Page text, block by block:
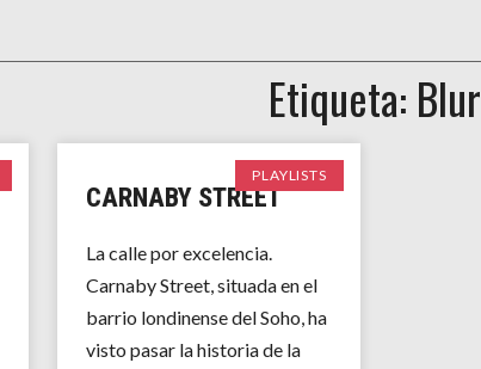
Etiqueta: Blur
PLAYLISTS
CARNABY STREET
La calle por excelencia.
Carnaby Street, situada en el
barrio londinense del Soho, ha
visto pasar la historia de la